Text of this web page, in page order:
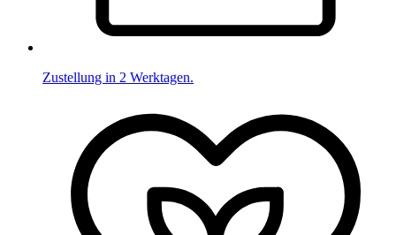
Zustellung in 2 Werktagen.